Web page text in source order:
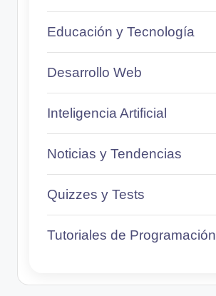
Educación y Tecnología
Desarrollo Web
Inteligencia Artificial
Noticias y Tendencias
Quizzes y Tests
Tutoriales de Programación